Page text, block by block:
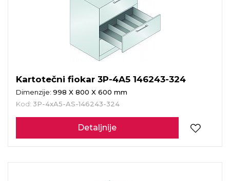
Kartotečni fiokar 3P-4A5 146243-324
Dimenzije: 998 X 800 X 600 mm
Kod: 3P-4xA5-AS-146243-324
Detaljnije